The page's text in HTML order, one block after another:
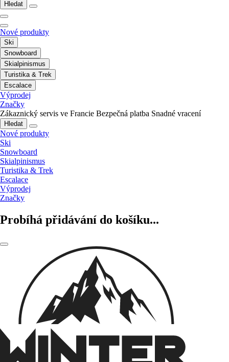
Hledat
Nové produkty
Ski
Snowboard
Skialpinismus
Turistika & Trek
Escalace
Výprodej
Značky
Zákaznický servis ve Francie Bezpečná platba Snadné vracení
Hledat
Nové produkty
Ski
Snowboard
Skialpinismus
Turistika & Trek
Escalace
Výprodej
Značky
Probíhá přidávání do košíku...